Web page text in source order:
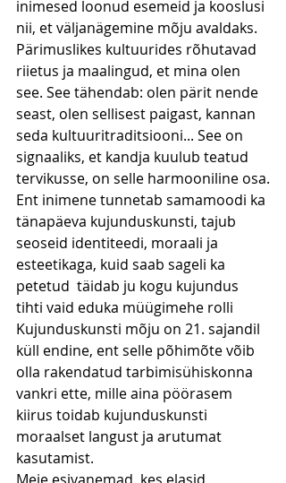
inimesed loonud esemeid ja kooslusi
nii, et väljanägemine mõju avaldaks.
Pärimuslikes kultuurides rõhutavad
riietus ja maalingud, et mina olen
see. See tähendab: olen pärit nende
seast, olen sellisest paigast, kannan
seda kultuuritraditsiooni... See on
signaaliks, et kandja kuulub teatud
tervikusse, on selle harmooniline osa.
Ent inimene tunnetab samamoodi ka
tänapäeva kujunduskunsti, tajub
seoseid identiteedi, moraali ja
esteetikaga, kuid saab sageli ka
petetud  täidab ju kogu kujundus
tihti vaid eduka müügimehe rolli
Kujunduskunsti mõju on 21. sajandil
küll endine, ent selle põhimõte võib
olla rakendatud tarbimisühiskonna
vankri ette, mille aina pöörasem
kiirus toidab kujunduskunsti
moraalset langust ja arutumat
kasutamist.
Meie esivanemad, kes elasid